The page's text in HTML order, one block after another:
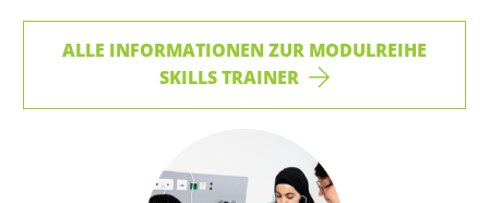
ALLE INFORMATIONEN ZUR MODULREIHE
SKILLS TRAINER